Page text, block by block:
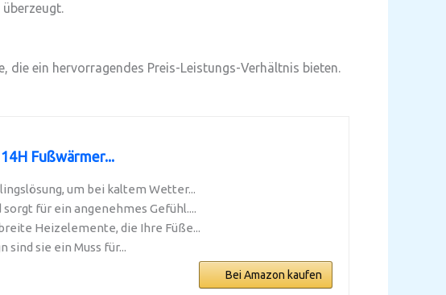
überzeugt.
die ein hervorragendes Preis-Leistungs-Verhältnis bieten.
Fußwärmer...
um bei kaltem Wetter...
für ein angenehmes Gefühl....
Heizelemente, die Ihre Füße...
sie ein Muss für...
Bei Amazon kaufen